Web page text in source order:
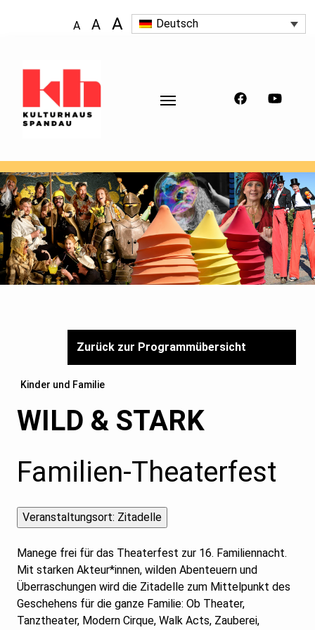
A A A Deutsch
Zurück zur Programmübersicht
Kinder und Familie
WILD & STARK
Familien-Theaterfest
Manege frei für das Theaterfest zur 16. Familiennacht.
Mit starken Akteur*innen, wilden Abenteuern und
Überraschungen wird die Zitadelle zum Mittelpunkt des
Geschehens für die ganze Familie: Ob Theater,
Tanztheater, Modern Cirque, Walk Acts, Zauberei,